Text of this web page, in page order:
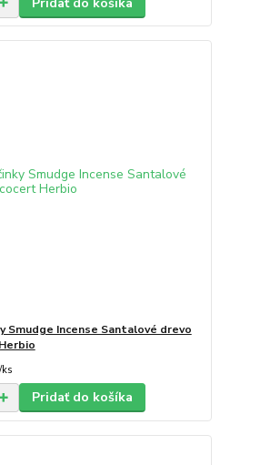
Smudge Incense Santalové drevo
ks
Pridať do košíka